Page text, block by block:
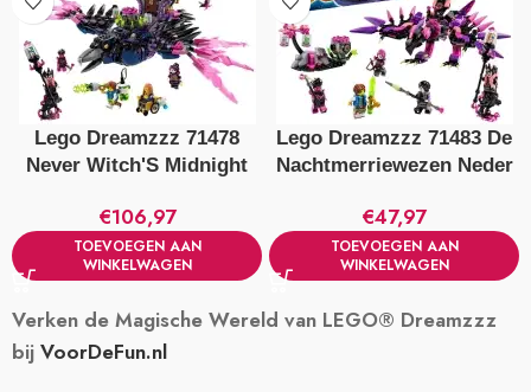
Lego Dreamzzz 71478
Never Witch'S Midnight
€106,97
TOEVOEGEN AAN
WINKELWAGEN
Lego Dreamzzz 71483 De
Nachtmerriewezen Neder
€47,97
TOEVOEGEN AAN
WINKELWAGEN
Verken de Magische Wereld van LEGO® Dreamzzz
bij VoorDeFun.nl